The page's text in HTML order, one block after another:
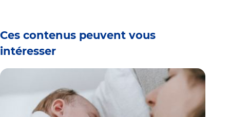
Ces contenus peuvent vous
intéresser